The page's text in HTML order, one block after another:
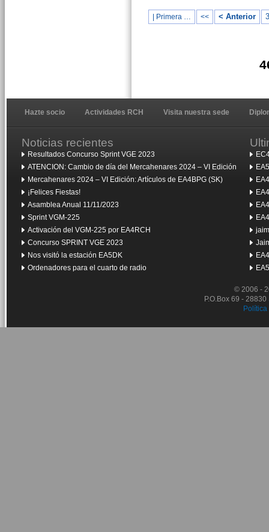
| Primera … << < Anterior
Hazte socio Actividades RCH Visita nuestra sede
Noticias recientes
Resultados Concurso Sprint VGE 2023
ATENCION: Cambio de día del Mercahenares 2024 – VI Edición
Mercahenares 2024 – VI Edición: Artículos de EA4BPG (SK)
¡Felices Fiestas!
Asamblea Anual 11/11/2023
Sprint VGM-225
Activación del VGM-225 por EA4RCH
Concurso SPRINT VGE 2023
Nos visitó la estación EA5DK
Ordenadores para el cuarto de radio
© 2006 -
P.O.Box 69 -